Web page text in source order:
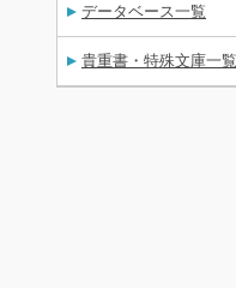
データベース一覧
貴重書・特殊文庫一覧